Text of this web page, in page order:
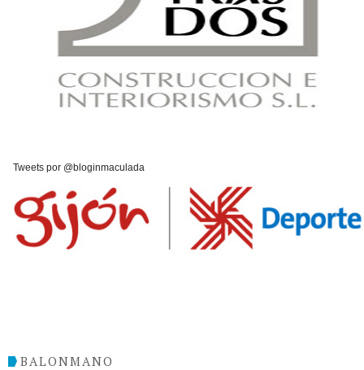
Tweets por @bloginmaculada
BALONMANO